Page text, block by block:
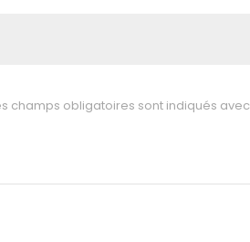
champs obligatoires sont indiqués avec